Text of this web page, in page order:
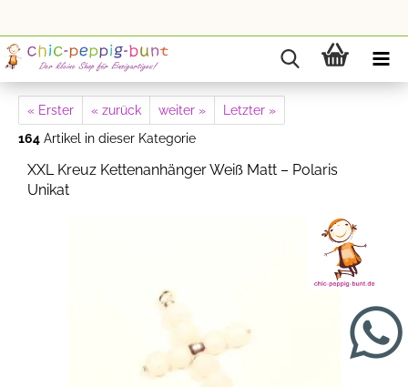
« Erster « zurück weiter »
Letzter »
164 Artikel in dieser Kategorie
XXL Kreuz Kettenanhänger Weiß Matt – Polaris
Unikat